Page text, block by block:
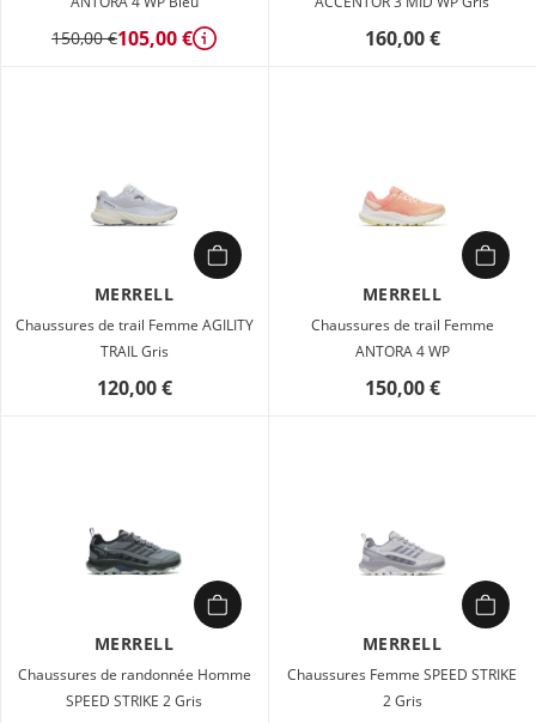
150,00 €105,00 € Détails 160,00 €
MERRELL
Chaussures de trail Femme AGILITY
TRAIL Gris
120,00 €
MERRELL
Chaussures de trail Femme
ANTORA 4 WP
150,00 €
MERRELL
Chaussures de randonnée Homme
SPEED STRIKE 2 Gris
MERRELL
Chaussures Femme SPEED STRIKE
2 Gris